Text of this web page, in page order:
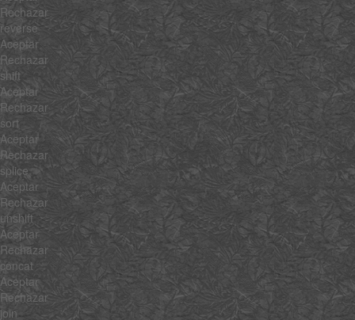
Rechazar
reverse
Aceptar
Rechazar
shift
Aceptar
Rechazar
sort
Aceptar
Rechazar
splice
Aceptar
Rechazar
unshift
Aceptar
Rechazar
concat
Aceptar
Rechazar
join